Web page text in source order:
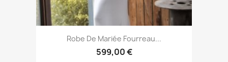
Robe De Mariée Fourreau...
599,00 €